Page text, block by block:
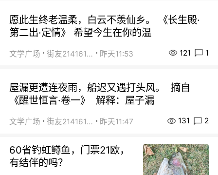
愿此生终老温柔，白云不羡仙乡。 《长生殿·
第二出·定情》 希望今生在你的温
文学广场 街友21416156 昨天11:53 121 1
屋漏更遭连夜雨，船迟又遇打头风。 摘自
《醒世恒言·卷一》 解释：屋子漏
文学广场 街友21416156 昨天11:47 131 2
60省钓虹鳟鱼，门票21欧，
有结伴的吗？